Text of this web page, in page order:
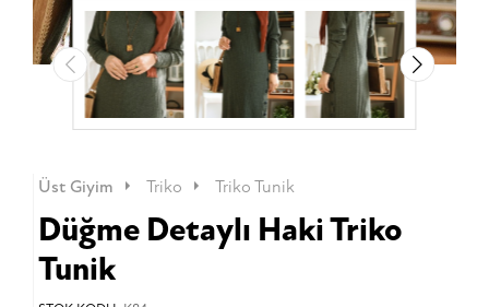
Üst Giyim Triko Triko Tunik
Düğme Detaylı Haki Triko
Tunik